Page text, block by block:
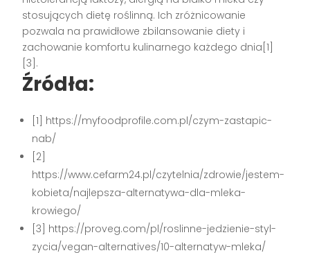
stosujących dietę roślinną. Ich zróżnicowanie
pozwala na prawidłowe zbilansowanie diety i
zachowanie komfortu kulinarnego każdego dnia[1]
[3].
Źródła:
[1] https://myfoodprofile.com.pl/czym-zastapic-
nab/
[2]
https://www.cefarm24.pl/czytelnia/zdrowie/jestem-
kobieta/najlepsza-alternatywa-dla-mleka-
krowiego/
[3] https://proveg.com/pl/roslinne-jedzienie-styl-
zycia/vegan-alternatives/10-alternatyw-mleka/